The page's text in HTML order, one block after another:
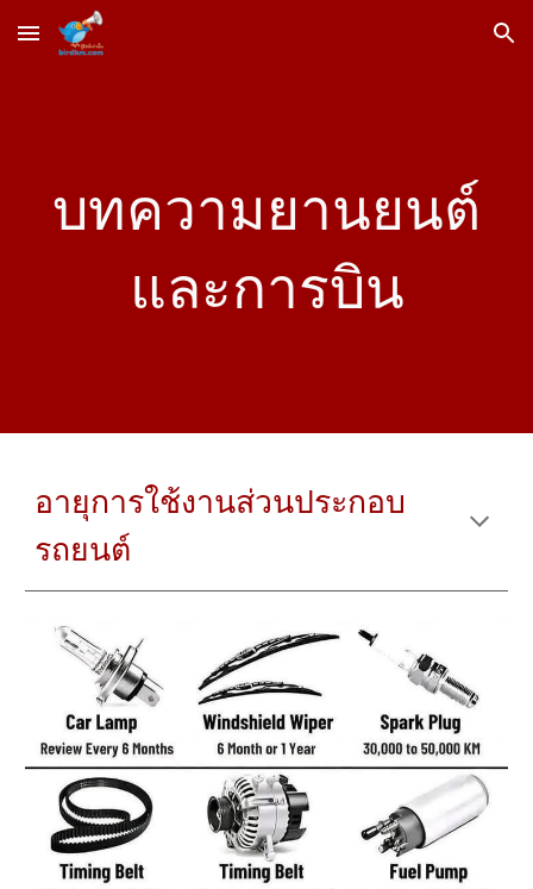
Skip to main content Skip to navigation
บทความยานยนต์
และการบิน
อายุการใช้งานส่วนประกอบ
รถยนต์